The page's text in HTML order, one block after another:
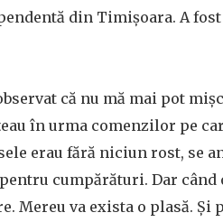
din Timișoara. A
că nu mă mai pot
în urma comenzilor pe
erau fără niciun rost, se
cumpărături. Dar
Mereu va exista o plasă.